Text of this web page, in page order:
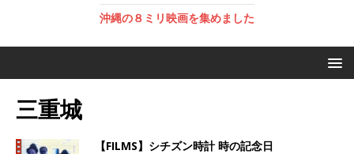
沖縄の８ミリ映画を集めました
三重城
【FILMS】シチズン時計 時の記念日